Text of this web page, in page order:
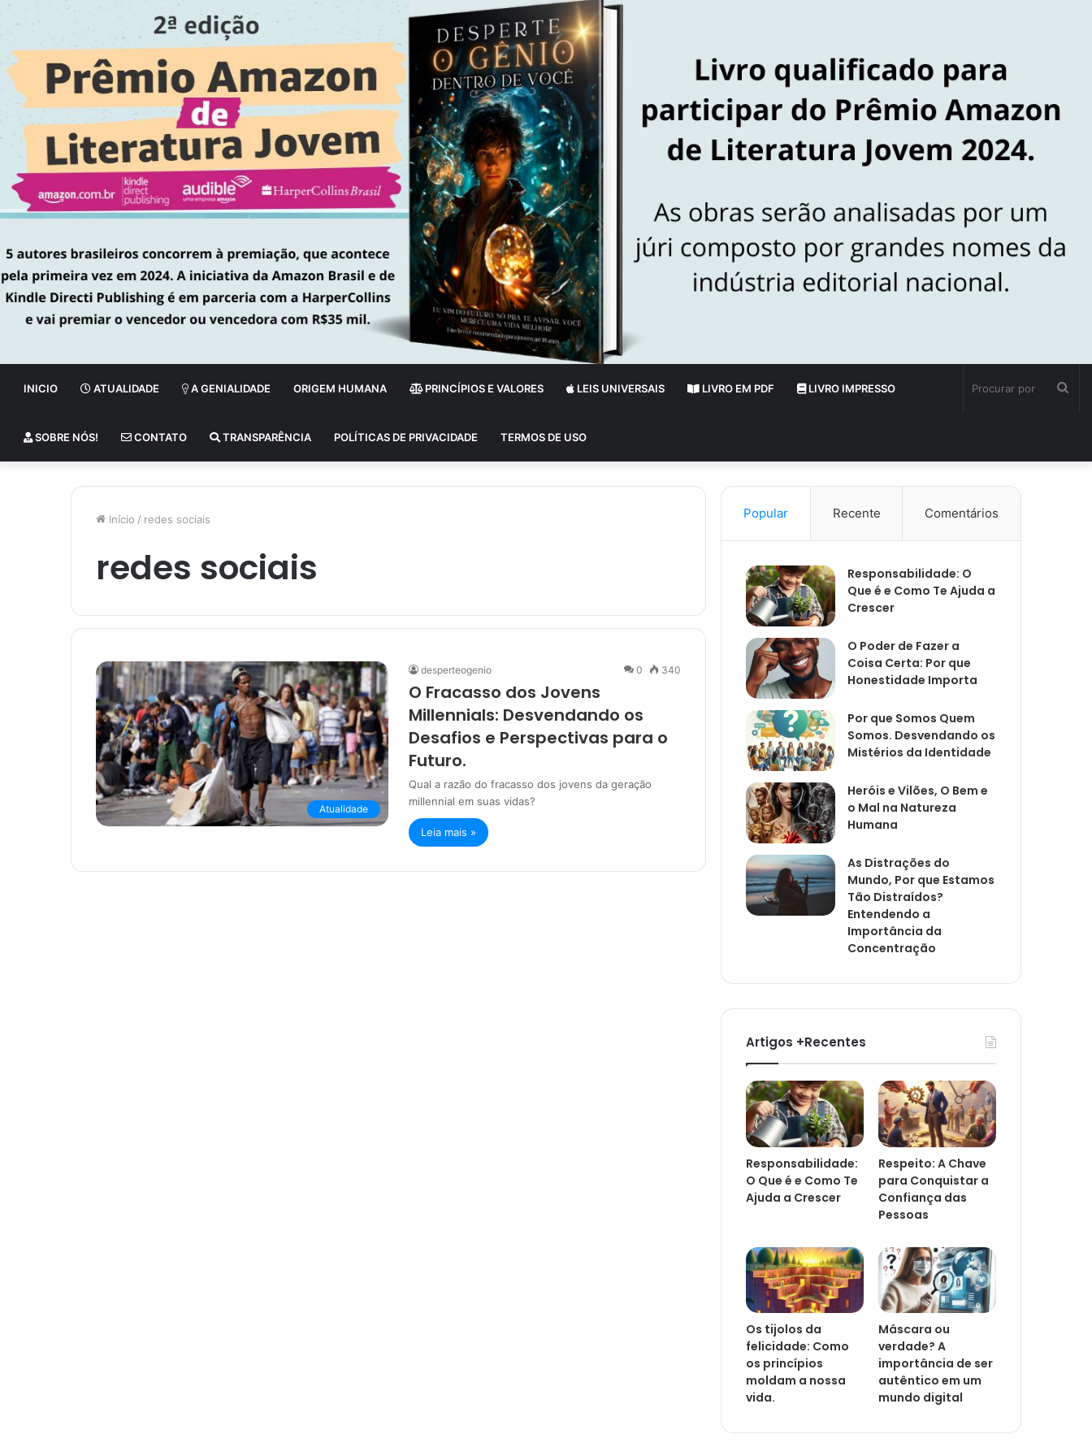
INICIO ATUALIDADE A GENIALIDADE ORIGEM HUMANA PRINCÍPIOS E VALORES LEIS UNIVERSAIS LIVRO EM PDF LIVRO IMPRESSO
SOBRE NÓS! CONTATO TRANSPARÊNCIA POLÍTICAS DE PRIVACIDADE TERMOS DE USO
Início / redes sociais
redes sociais
Atualidade
desperteogenio 0 340
O Fracasso dos Jovens
Millennials: Desvendando os
Desafios e Perspectivas para o
Futuro.
Qual a razão do fracasso dos jovens da geração
millennial em suas vidas?
Leia mais »
Popular Recente Comentários
Responsabilidade: O
Que é e Como Te Ajuda a
Crescer
O Poder de Fazer a
Coisa Certa: Por que
Honestidade Importa
Por que Somos Quem
Somos. Desvendando os
Mistérios da Identidade
Heróis e Vilões, O Bem e
o Mal na Natureza
Humana
As Distrações do
Mundo, Por que Estamos
Tão Distraídos?
Entendendo a
Importância da
Concentração
Artigos +Recentes
Responsabilidade:
O Que é e Como Te
Ajuda a Crescer
Respeito: A Chave
para Conquistar a
Confiança das
Pessoas
Os tijolos da
felicidade: Como
os princípios
moldam a nossa
vida.
Máscara ou
verdade? A
importância de ser
autêntico em um
mundo digital